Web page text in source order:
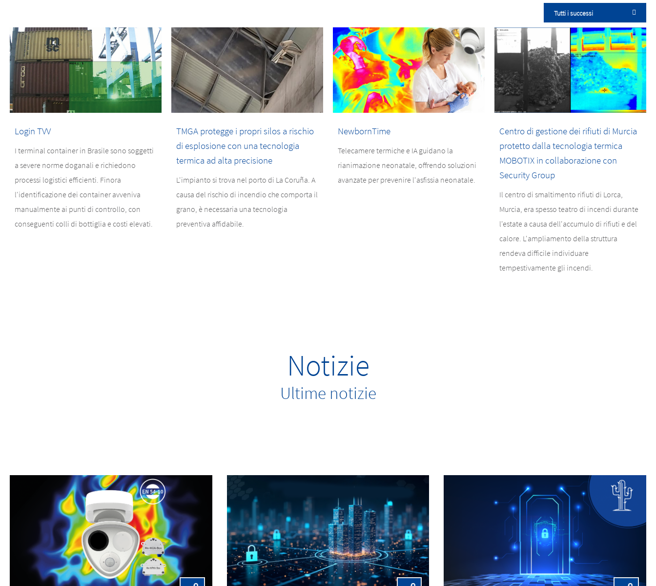
Tutti i successi
Login TVV
I terminal container in Brasile sono soggetti
a severe norme doganali e richiedono
processi logistici efficienti. Finora
l'identificazione dei container avveniva
manualmente ai punti di controllo, con
conseguenti colli di bottiglia e costi elevati.
TMGA protegge i propri silos a rischio
di esplosione con una tecnologia
termica ad alta precisione
L'impianto si trova nel porto di La Coruña. A
causa del rischio di incendio che comporta il
grano, è necessaria una tecnologia
preventiva affidabile.
NewbornTime
Telecamere termiche e IA guidano la
rianimazione neonatale, offrendo soluzioni
avanzate per prevenire l'asfissia neonatale.
Centro di gestione dei rifiuti di Murcia
protetto dalla tecnologia termica
MOBOTIX in collaborazione con
Security Group
Il centro di smaltimento rifiuti di Lorca,
Murcia, era spesso teatro di incendi durante
l'estate a causa dell'accumulo di rifiuti e del
calore. L'ampliamento della struttura
rendeva difficile individuare
tempestivamente gli incendi.
Notizie
Ultime notizie